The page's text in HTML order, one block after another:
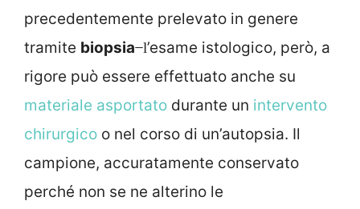
precedentemente prelevato in genere
tramite biopsia ̶l’esame istologico, però, a
rigore può essere effettuato anche su
materiale asportato durante un intervento
chirurgico o nel corso di un’autopsia. Il
campione, accuratamente conservato
perché non se ne alterino le